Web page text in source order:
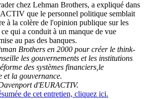
chez Lehman Brothers, a expliqué dans
que le personnel politique semblait
à la colère de l'opinion publique sur les
qui a conduit à un manque de vue
au pas des banques.
Brothers en 2000 pour créer le think-
les gouvernements et les institutions
des systèmes financiers,le
et la gouvernance.
d'EURACTIV.
de cet entretien, cliquez ici.